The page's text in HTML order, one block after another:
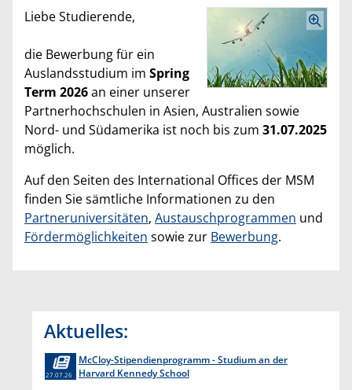
Liebe Studierende,
die Bewerbung für ein
Auslandsstudium im Spring
Term 2026an einer unserer
Partnerhochschulen in Asien, Australien sowie
Nord- und Südamerika ist noch bis zum 31.07.2025
möglich.
Auf den Seiten des International Offices der MSM
finden Sie sämtliche Informationen zu den
Partneruniversitäten, Austauschprogrammen und
Fördermöglichkeiten sowie zur Bewerbung.
Aktuelles:
McCloy-Stipendienprogramm - Studium an der
Harvard Kennedy School
27.07.26